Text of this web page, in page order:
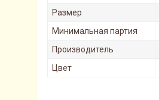
Размер
Минимальная партия
Производитель
Цвет